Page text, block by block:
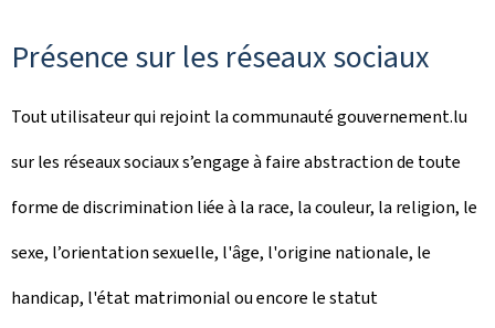
Présence sur les réseaux sociaux
Tout utilisateur qui rejoint la communauté gouvernement.lu
sur les réseaux sociaux s’engage à faire abstraction de toute
forme de discrimination liée à la race, la couleur, la religion, le
sexe, l’orientation sexuelle, l'âge, l'origine nationale, le
handicap, l'état matrimonial ou encore le statut